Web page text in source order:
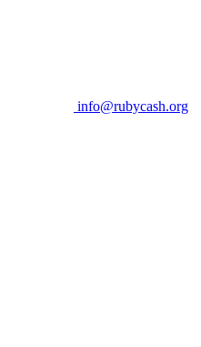
info@rubycash.org